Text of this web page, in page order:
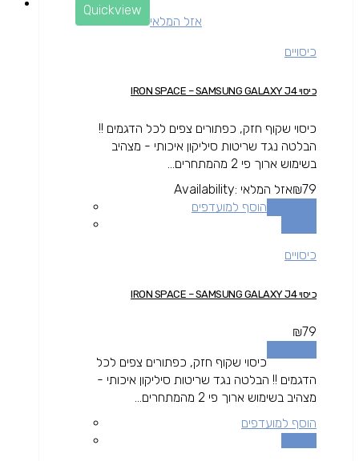
Quickview
אזל המלאי
כיסויים
כיסוי IRON SPACE – SAMSUNG GALAXY J4
כיסוי שקוף חזק, כפתורים צפים לכל הדגמים !!
הבלטה נגד שריטות סיליקון איכותי - מצהיב
בשימוש ארוך פי 2 מהמתחרים...
₪79
Availability: אזל המלאי
הוסף למועדפים
כיסויים
כיסוי IRON SPACE – SAMSUNG GALAXY J4
₪79
כיסוי שקוף חזק, כפתורים צפים לכל
הדגמים !! הבלטה נגד שריטות סיליקון איכותי -
מצהיב בשימוש ארוך פי 2 מהמתחרים...
הוסף למועדפים